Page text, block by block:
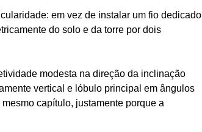
em vez de instalar um fio dedicado
do solo e da torre por dois
modesta na direção da inclinação
vertical e lóbulo principal em ângulos
capítulo, justamente porque a